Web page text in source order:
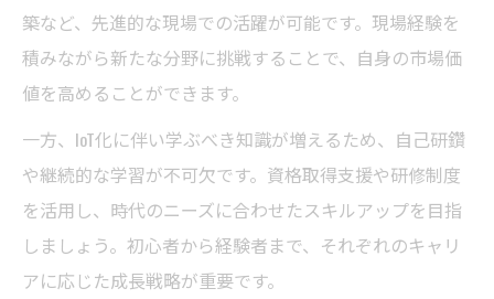
築など、先進的な現場での活躍が可能です。現場経験を
積みながら新たな分野に挑戦することで、自身の市場価
値を高めることができます。
一方、IoT化に伴い学ぶべき知識が増えるため、自己研鑽
や継続的な学習が不可欠です。資格取得支援や研修制度
を活用し、時代のニーズに合わせたスキルアップを目指
しましょう。初心者から経験者まで、それぞれのキャリ
アに応じた成長戦略が重要です。